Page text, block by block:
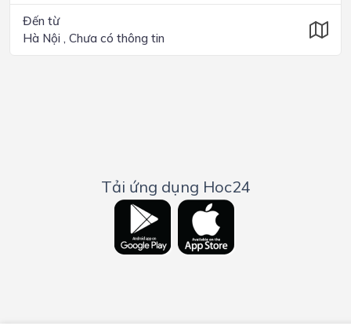
Đến từ
Hà Nội , Chưa có thông tin
Tải ứng dụng Hoc24